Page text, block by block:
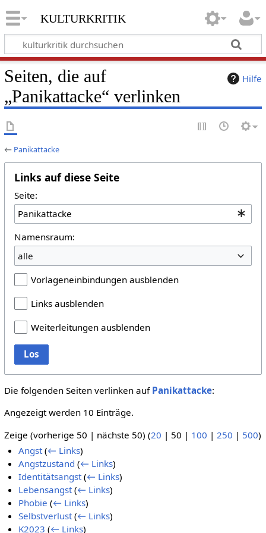
kulturkritik
Hilfe
Seiten, die auf
„Panikattacke“ verlinken
← Panikattacke
Links auf diese Seite
Seite:
Namensraum:
alle
Vorlageneinbindungen ausblenden
Links ausblenden
Weiterleitungen ausblenden
Los
Die folgenden Seiten verlinken auf Panikattacke:
Angezeigt werden 10 Einträge.
Zeige (vorherige 50 | nächste 50) (20 | 50 | 100 | 250 | 500)
Angst (← Links)
Angstzustand (← Links)
Identitätsangst (← Links)
Lebensangst (← Links)
Phobie (← Links)
Selbstverlust (← Links)
K2023 (← Links)